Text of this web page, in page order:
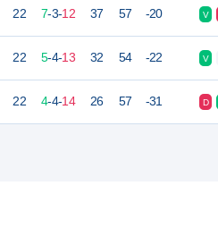
22 7-3-12 37 57 -20 V
22 5-4-13 32 54 -22 V
22 4-4-14 26 57 -31 D